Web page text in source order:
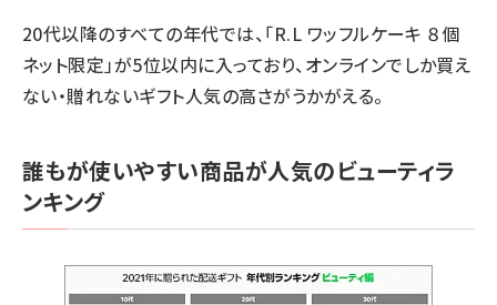
20代以降のすべての年代では、「R.L ワッフルケーキ ８個
ネット限定」が5位以内に入っており、オンラインでしか買え
ない・贈れないギフト人気の高さがうかがえる。
誰もが使いやすい商品が人気のビューティラ
ンキング